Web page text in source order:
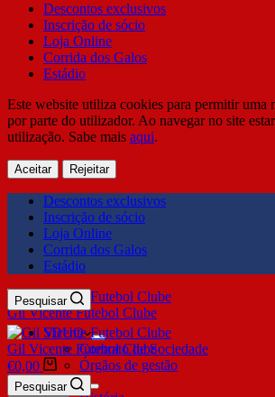
Descontos exclusivos
Inscrição de sócio
Loja Online
Corrida dos Galos
Estádio
Este website utiliza cookies para permitir uma
por parte do utilizador. Ao navegar no site
utilização. Sabe mais aqui.
Aceitar Rejeitar
Descontos exclusivos
Inscrição de sócio
Loja Online
Corrida dos Galos
Estádio
Gil Vicente Futebol Clube
Pesquisar
SDUQ
Contrato de Sociedade
Órgãos de gestão
Clube
Gil Vicente Futebol Clube
€0,00
Pesquisar